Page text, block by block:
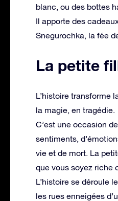
blanc, ou des bottes
Il apporte des
Snegurochka, la fée
La petite
L’histoire transforme
la magie, en tragédie.
C’est une occasion
sentiments,
vie et de mort. La
que vous soyez riche
L’histoire se déroule
les rues enneigées